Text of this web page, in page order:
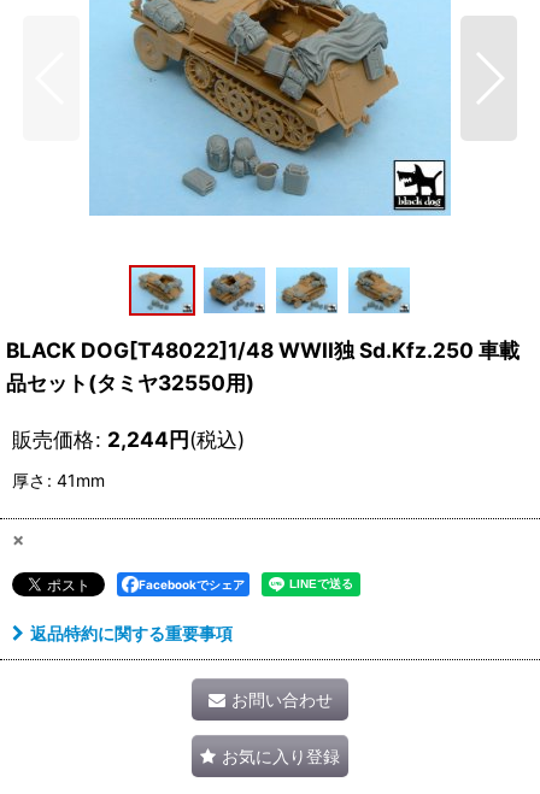
BLACK DOG[T48022]1/48 WWII独 Sd.Kfz.250 車載
品セット(タミヤ32550用)
販売価格: 2,244円(税込)
厚さ : 41mm
×
Facebookでシェア
返品特約に関する重要事項
お問い合わせ
お気に入り登録